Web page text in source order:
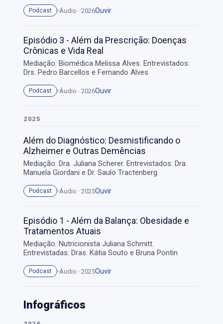
Podcast Áudio · 2026Ouvir
Episódio 3 - Além da Prescrição: Doenças
Crônicas e Vida Real
Mediação: Biomédica Melissa Alves. Entrevistados:
Drs. Pedro Barcellos e Fernando Alves
Podcast Áudio · 2026Ouvir
2025
Além do Diagnóstico: Desmistificando o
Alzheimer e Outras Demências
Mediação: Dra. Juliana Scherer. Entrevistados: Dra.
Manuela Giordani e Dr. Saulo Tractenberg.
Podcast Áudio · 2025Ouvir
Episódio 1 - Além da Balança: Obesidade e
Tratamentos Atuais
Mediação: Nutricionista Juliana Schmitt.
Entrevistadas: Dras. Kátia Souto e Bruna Pontin
Podcast Áudio · 2025Ouvir
Infográficos